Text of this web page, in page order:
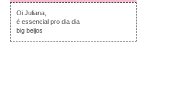
sexta-feira, maio 16, 2014
Oi Juliana,
é essencial pro dia dia
big beijos